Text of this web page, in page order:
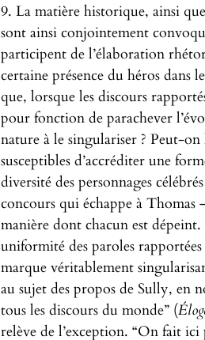
9. La matière historique, ainsi
sont ainsi conjointement
participent de l’élaboration
certaine présence du héros
que, lorsque les discours
pour fonction de parachever
nature à le singulariser ? Peut-on
susceptibles d’accréditer une
diversité des personnages
concours qui échappe à Thomas
manière dont chacun est
uniformité des paroles
marque véritablement
au sujet des propos de Sully, en
tous les discours du monde” (
relève de l’exception. “On fait ici